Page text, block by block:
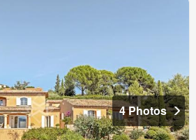
4 Photos